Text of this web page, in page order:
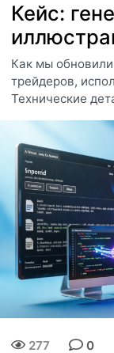
Кейс:
Как мы
трейдеров,
Технические
277 0